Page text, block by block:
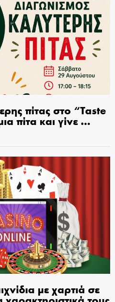
πίτας στο “Taste
πίτα και γίνε …
με χαρτιά σε